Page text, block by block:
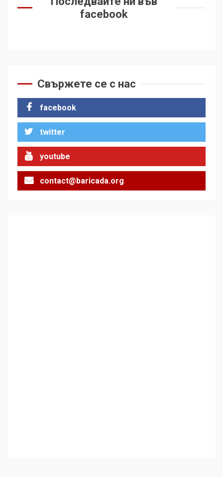
facebook
Свържете се с нас
facebook
twitter
youtube
contact@baricada.org